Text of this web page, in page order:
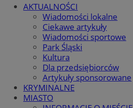
AKTUALNOŚCI
Wiadomości lokalne
Ciekawe artykuły
Wiadomości sportowe
Park Śląski
Kultura
Dla przedsiębiorców
Artykuły sponsorowane
KRYMINALNE
MIASTO